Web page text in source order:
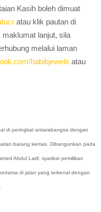
Kasih boleh dimuat
atau klik pautan di
lanjut, sila
melalui laman
habibjewels atau
di peringkat antarabangsa dengan
barang kemas. Dibangunkan pada
Abdul Latif, syarikat pemilikan
di jalan yang terkenal dengan